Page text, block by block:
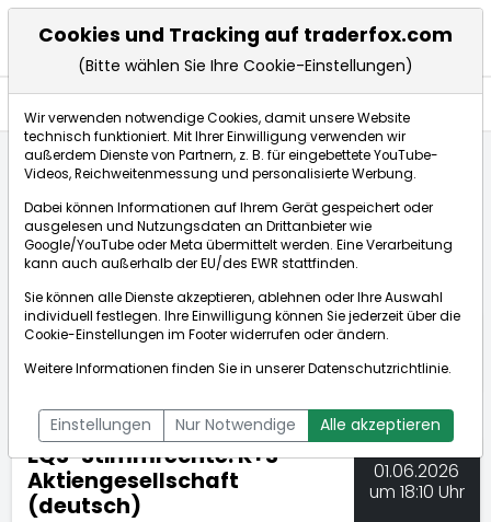
EQS-Stimmrechte: K+S Aktiengesellschaft (deutsch)
dpa-AFX Compact
ÜBERSICHT DPA-AFX PROFEED
DPA-AFX COMPACT
NEWSBOT
EQS-Stimmrechte: K+S
Aktiengesellschaft
(deutsch)
01.06.2026
um 18:10 Uhr
Cookies und Tracking auf traderfox.com
(Bitte wählen Sie Ihre Cookie-Einstellungen)
Wir verwenden notwendige Cookies, damit unsere Website
technisch funktioniert. Mit Ihrer Einwilligung verwenden wir
außerdem Dienste von Partnern, z. B. für eingebettete YouTube-
Videos, Reichweitenmessung und personalisierte Werbung.
Dabei können Informationen auf Ihrem Gerät gespeichert oder
ausgelesen und Nutzungsdaten an Drittanbieter wie
Google/YouTube oder Meta übermittelt werden. Eine Verarbeitung
kann auch außerhalb der EU/des EWR stattfinden.
Sie können alle Dienste akzeptieren, ablehnen oder Ihre Auswahl
individuell festlegen. Ihre Einwilligung können Sie jederzeit über die
Cookie-Einstellungen im Footer widerrufen oder ändern.
Weitere Informationen finden Sie in unsererDatenschutzrichtlinie.
Einstellungen Nur Notwendige Alle akzeptieren